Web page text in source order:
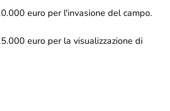
euro per l'invasione del campo.
euro per la visualizzazione di